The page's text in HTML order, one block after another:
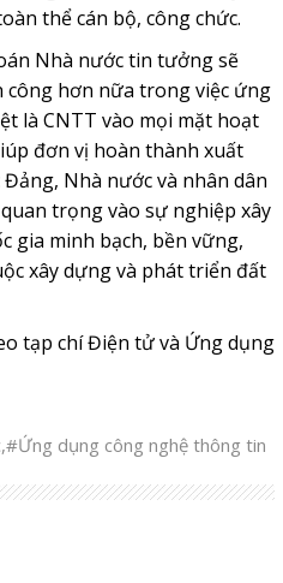
thể cán bộ, công chức.
Nhà nước tin tưởng sẽ
hơn nữa trong việc ứng
là CNTT vào mọi mặt hoạt
đơn vị hoàn thành xuất
Nhà nước và nhân dân
trọng vào sự nghiệp xây
gia minh bạch, bền vững,
xây dựng và phát triển đất
tạp chí Điện tử và Ứng dụng
,#Ứng dụng công nghệ thông tin